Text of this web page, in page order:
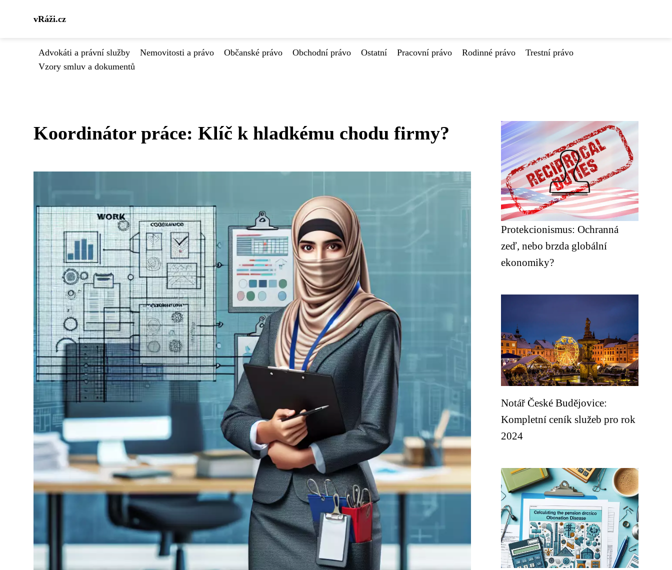
vRáži.cz
Advokáti a právní služby Nemovitosti a právo Občanské právo Obchodní právo Ostatní Pracovní právo Rodinné právo
Trestní právo
Vzory smluv a dokumentů
Koordinátor práce: Klíč k hladkému chodu firmy?
Protekcionismus: Ochranná
zeď, nebo brzda globální
ekonomiky?
Notář České Budějovice:
Kompletní ceník služeb pro rok
2024